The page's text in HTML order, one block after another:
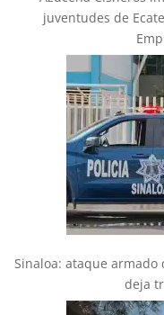
juventudes de
Sinaloa: ataque
deja